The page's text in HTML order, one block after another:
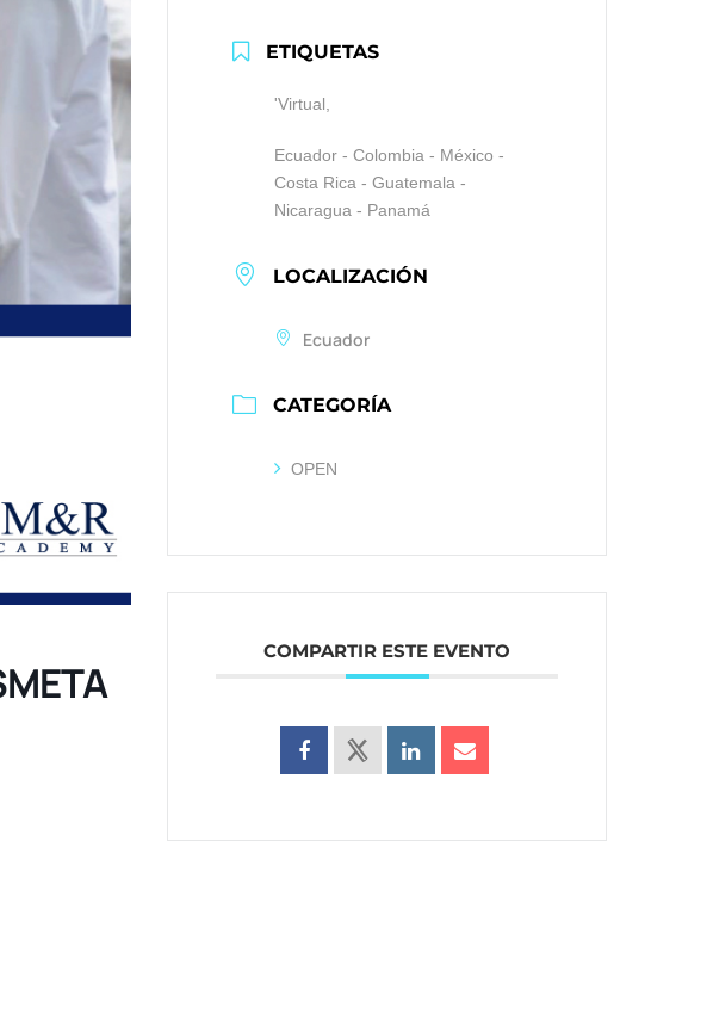
ETIQUETAS
'Virtual,
Ecuador - Colombia - México -
Costa Rica - Guatemala -
Nicaragua - Panamá
LOCALIZACIÓN
Ecuador
CATEGORÍA
OPEN
COMPARTIR ESTE EVENTO